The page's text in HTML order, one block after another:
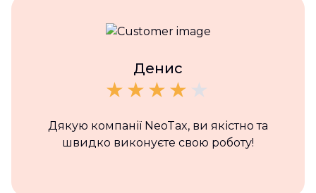
Денис
Дякую компанії NeoTax, ви якістно та
швидко виконуєте свою роботу!